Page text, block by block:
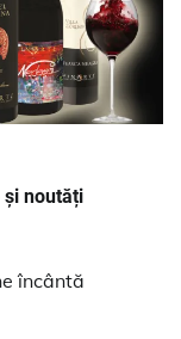
și noutăți
încântă